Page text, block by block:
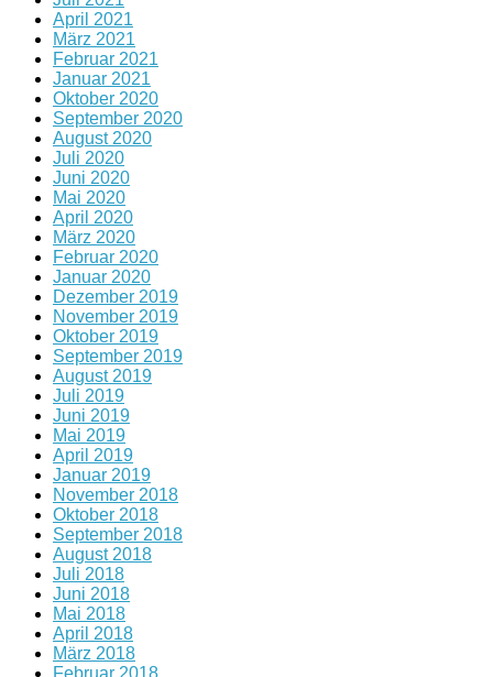
April 2021
März 2021
Februar 2021
Januar 2021
Oktober 2020
September 2020
August 2020
Juli 2020
Juni 2020
Mai 2020
April 2020
März 2020
Februar 2020
Januar 2020
Dezember 2019
November 2019
Oktober 2019
September 2019
August 2019
Juli 2019
Juni 2019
Mai 2019
April 2019
Januar 2019
November 2018
Oktober 2018
September 2018
August 2018
Juli 2018
Juni 2018
Mai 2018
April 2018
März 2018